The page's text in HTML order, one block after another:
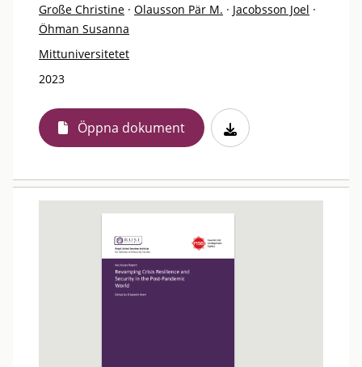
Große Christine · Olausson Pär M. · Jacobsson Joel ·
Öhman Susanna
Mittuniversitetet
2023
Öppna dokument